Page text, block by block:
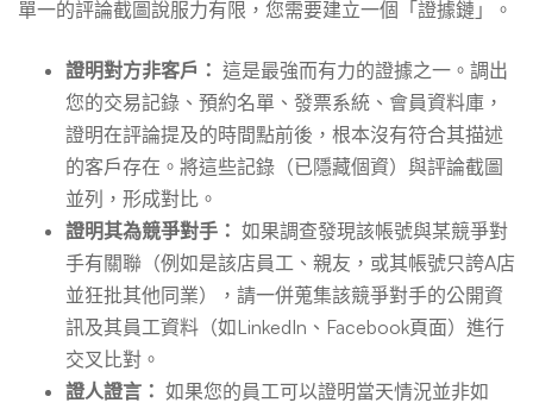
單一的評論截圖說服力有限，您需要建立一個「證據鏈」。
證明對方非客戶： 這是最強而有力的證據之一。調出
您的交易記錄、預約名單、發票系統、會員資料庫，
證明在評論提及的時間點前後，根本沒有符合其描述
的客戶存在。將這些記錄（已隱藏個資）與評論截圖
並列，形成對比。
證明其為競爭對手： 如果調查發現該帳號與某競爭對
手有關聯（例如是該店員工、親友，或其帳號只誇A店
並狂批其他同業），請一併蒐集該競爭對手的公開資
訊及其員工資料（如LinkedIn、Facebook頁面）進行
交叉比對。
證人證言： 如果您的員工可以證明當天情況並非如